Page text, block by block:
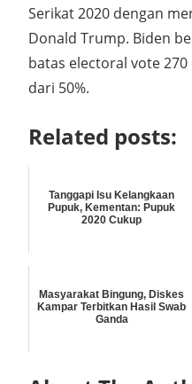
Serikat 2020 dengan
Donald Trump. Biden
batas electoral vote
dari 50%.
Related posts:
Tanggapi Isu Kelangkaan
Pupuk, Kementan: Pupuk
2020 Cukup
Masyarakat Bingung, Diskes
Kampar Terbitkan Hasil Swab
Ganda